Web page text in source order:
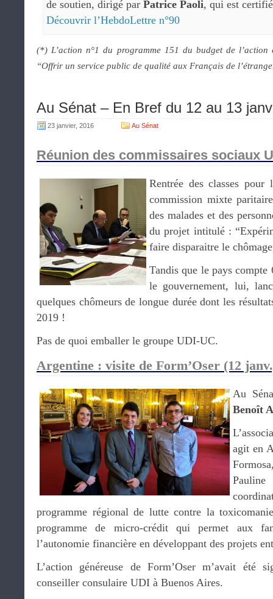
de soutien, dirigé par Patrice Paoli, qui est
Découvrir l’HebdoLettre n°90
(*) L’action n°1 du programme 151 du budget de l’action
“Offrir un service public de qualité aux Français de
Au Sénat – En Bref du 12 au 13
23 janvier, 2016 Au Sénat
Réunion des commissaires sociaux
Rentrée des classes pour
commission mixte
des malades et des
du projet intitulé :
faire disparaitre le
Tandis que le pays
le gouvernement, lui,
quelques chômeurs de longue durée dont les
2019 !
Pas de quoi emballer le groupe UDI-UC.
Argentine : visite de Form’Oser (12
Au
Benoît
agit en
programme régional de lutte contre la
programme de micro-crédit qui permet aux
l’autonomie financière en développant des projets
L’action généreuse de Form’Oser m’avait été
conseiller consulaire UDI à Buenos Aires.